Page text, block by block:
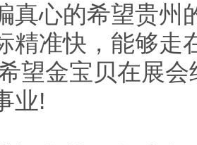
心的希望贵州
精准快，能够走
望金宝贝在展
业!